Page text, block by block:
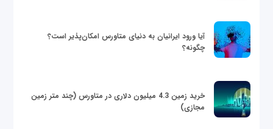
آیا ورود ایرانیان به دنیای متاورس امکان‌پذیر است؟
چگونه؟
خرید زمین 4.3 میلیون دلاری در متاورس (چند متر زمین
مجازی)